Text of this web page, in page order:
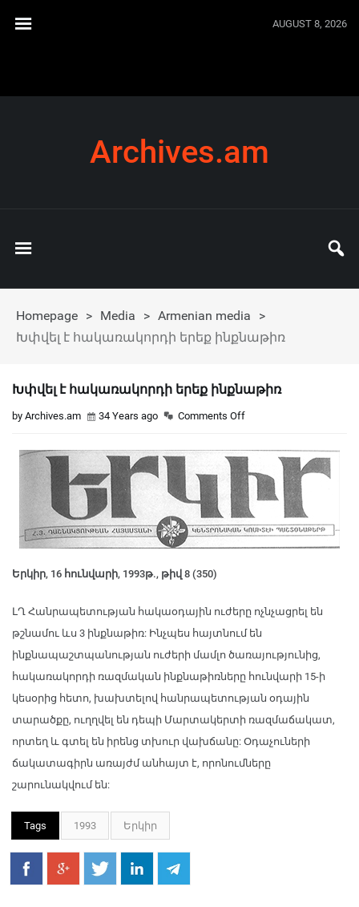
AUGUST 8, 2026
Archives.am
Homepage > Media > Armenian media
>
Խփվել է հակառակորդի երեք ինքնաթիռ
Խփվել է հակառակորդի երեք ինքնաթիռ
by Archives.am 34 Years ago Comments Off
Երկիր, 16 հունվարի, 1993թ., թիվ 8 (350)
ԼՂ Հանրապետության հակաօդային ուժերը ոչնչացրել են
թշնամու ևս 3 ինքնաթիռ: Ինչպես հայտնում են
ինքնապաշտպանության ուժերի մամլո ծառայությունից,
հակառակորդի ռազմական ինքնաթիռները հունվարի 15-ի
կեսօրից հետո, խախտելով հանրապետության օդային
տարածքը, ուղղվել են դեպի Մարտակերտի ռազմաճակատ,
որտեղ և գտել են իրենց տխուր վախճանը: Օդաչուների
ճակատագիրն առայժմ անհայտ է, որոնումները
շարունակվում են:
Tags 1993 Երկիր